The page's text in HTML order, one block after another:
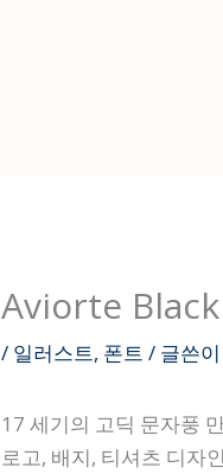
Aviorte
/ 일러스트, 폰트 / 글쓴이
17 세기의 고딕 문자풍
로고, 배지, 티셔츠 디자